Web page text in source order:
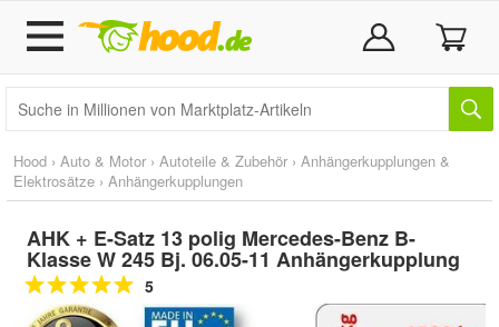
Hood › Auto & Motor › Autoteile & Zubehör › Anhängerkupplungen &
Elektrosätze › Anhängerkupplungen
AHK + E-Satz 13 polig Mercedes-Benz B-
Klasse W 245 Bj. 06.05-11 Anhängerkupplung
5